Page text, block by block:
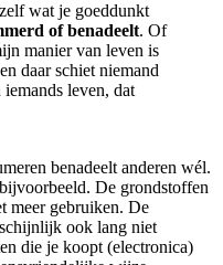
wat je goeddunkt
of benadeelt. Of
manier van leven is
daar schiet niemand
leven, dat
benadeelt anderen wél.
De grondstoffen
meer gebruiken. De
ook lang niet
die je koopt (electronica)